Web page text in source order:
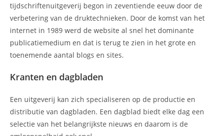
tijdschriftenuitgeverij begon in zeventiende eeuw door de
verbetering van de druktechnieken. Door de komst van het
internet in 1989 werd de website al snel het dominante
publicatiemedium en dat is terug te zien in het grote en
toenemende aantal blogs en sites.
Kranten en dagbladen
Een uitgeverij kan zich specialiseren op de productie en
distributie van dagbladen. Een dagblad biedt elke dag een
selectie van het belangrijkste nieuws en daarom is de